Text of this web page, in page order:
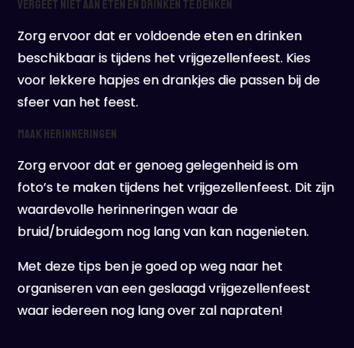
Vergeet niet aan eten en drinken te denken
Zorg ervoor dat er voldoende eten en drinken
beschikbaar is tijdens het vrijgezellenfeest. Kies
voor lekkere hapjes en drankjes die passen bij de
sfeer van het feest.
Maak herinneringen
Zorg ervoor dat er genoeg gelegenheid is om
foto’s te maken tijdens het vrijgezellenfeest. Dit zijn
waardevolle herinneringen waar de
bruid/bruidegom nog lang van kan nagenieten.
Met deze tips ben je goed op weg naar het
organiseren van een geslaagd vrijgezellenfeest
waar iedereen nog lang over zal napraten!